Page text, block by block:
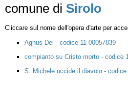
comune di Sirolo
Cliccare sul nome dell'opera d'arte per
Agnus Dei - codice 11 00057839
compianto su Cristo morto - codice
S. Michele uccide il diavolo - codice